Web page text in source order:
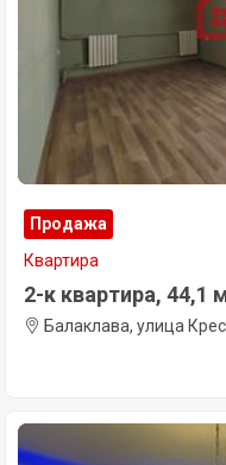
Продажа
Квартира
2-к квартира, 44,1
Балаклава, улица